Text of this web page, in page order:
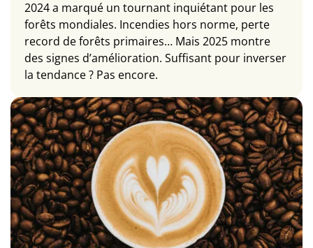
2024 a marqué un tournant inquiétant pour les
forêts mondiales. Incendies hors norme, perte
record de forêts primaires… Mais 2025 montre
des signes d’amélioration. Suffisant pour inverser
la tendance ? Pas encore.